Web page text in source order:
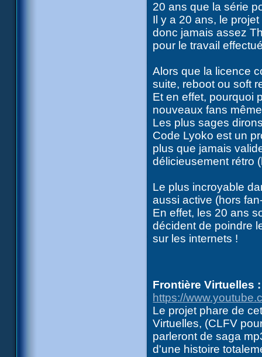
20 ans que la série
Il y a 20 ans, le
donc jamais assez
pour le travail
Alors que la licence
suite, reboot ou soft
Et en effet, pourquoi
nouveaux fans
Les plus sages
Code Lyoko est un
plus que jamais
délicieusement rétro
Le plus incroyable
aussi active (hors
En effet, les 20 ans
décident de poindre
sur les internets !
Frontière Virtuelles
https://
Le projet phare de
Virtuelles, (CLFV
parleront de saga
d'une histoire